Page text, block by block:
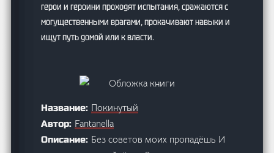
герои и героини проходят испытания, сражаются с
могущественными врагами, прокачивают навыки и
ищут путь домой или к власти.
Название: Покинутый
Автор: Fantanella
Описание: Без советов моих пропадёшь И